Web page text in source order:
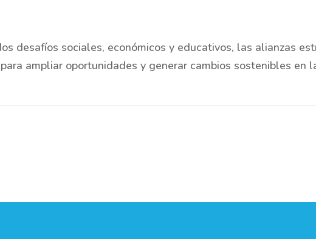
desafíos sociales, económicos y educativos, las alianzas
ampliar oportunidades y generar cambios sostenibles en